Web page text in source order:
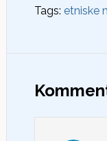
Tags: etniske